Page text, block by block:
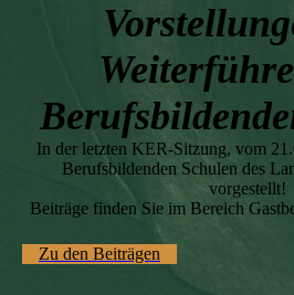
In der letzten KER-Sitzung, vom
Berufsbildenden Schulen des
vorgestellt!
Beiträge finden Sie im Bereich
Zu den Beiträgen